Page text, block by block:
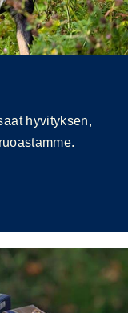
hyvityksen,